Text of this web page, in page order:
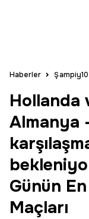
Haberler
Hollanda
Almanya
Günün
Maçları